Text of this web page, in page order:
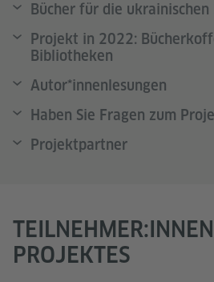
Bücher für die
Projekt in 2022:
Bibliotheken
Autor*innenlesungen
Haben Sie Fragen zum
Projektpartner
PROJEKTES